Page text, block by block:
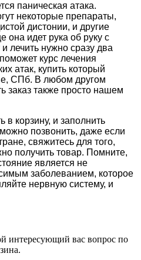
паническая атака.
некоторые препараты,
дистонии, и другие
она идет рука об руку с
лечить нужно сразу два
курс лечения
атак, купить который
СПб. В любом другом
заказ также просто нашем
в корзину, и заполнить
позвонить, даже если
свяжитесь для того,
получить товар. Помните,
является не
заболеванием, которое
нервную систему, и
интересующий вас вопрос по